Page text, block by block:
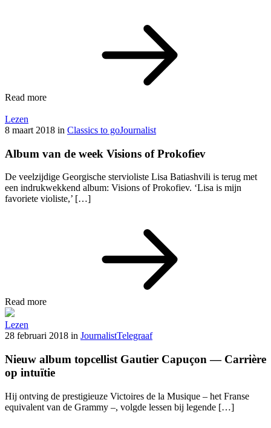
Read more
Lezen
8 maart 2018 in Classics to goJournalist
Album van de week Visions of Prokofiev
De veelzijdige Georgische stervioliste Lisa Batiashvili is terug met
een indrukwekkend album: Visions of Prokofiev. ‘Lisa is mijn
favoriete violiste,’ […]
Read more
Lezen
28 februari 2018 in JournalistTelegraaf
Nieuw album topcellist Gautier Capuçon — Carrière
op intuïtie
Hij ontving de prestigieuze Victoires de la Musique – het Franse
equivalent van de Grammy –, volgde lessen bij legende […]